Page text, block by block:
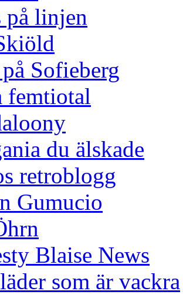
på linjen
Sofieberg
femtiotal
du älskade
retroblogg
Gumucio
Blaise News
som är vackra